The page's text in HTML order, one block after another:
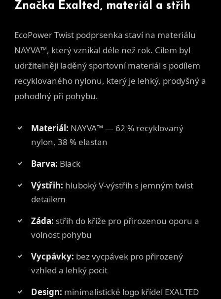
Značka Exalted, materiál a střih
EcoPower Twist podprsenka staví na materiálu
NAYVA™, který vznikal déle než rok. Cílem byl
udržitelněji laděný sportovní materiál s podílem
recyklovaného nylonu, který je lehký, prodyšný a
pohodlný při pohybu.
Materiál: NAYVA™ — 62 % recyklovaný
nylon, 38 % elastan
Barva: Black
Výstřih: hluboký V-výstřih s jemným twist
detailem
Záda: střih do kříže pro přirozenou oporu a
volnost pohybu
Vycpávky: bez vycpávek pro přirozený
vzhled a lehký pocit
Design: minimalistické logo křídel EXALTED